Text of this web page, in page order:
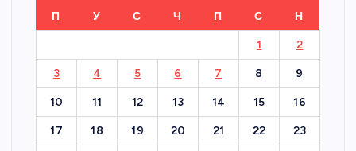
П У С Ч П С Н
1 2
3 4 5 6 7 8 9
10 11 12 13 14 15 16
17 18 19 20 21 22 23